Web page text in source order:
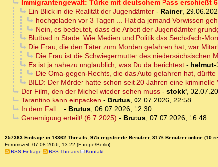
Immigrantengewalt: Türke mit deutschem Pass erschießt
Ein Blick in die Realität der Jugendämter- Rainer,
hochgeladen vor 3 Tagen ... Hat da jemand Vorwissen
Nein, es bedeutet, dass die Arbeit der Jugendämter
Blutbad in Stade: Wie Medien und Politik das Sechsfach-
Die Frau, die den Täter zum Morden gefahren hat, war
Die Frau ist die Schwiegermutter des niedersächsischen
Es ist ja nahezu unglaublich, was Du da berichtest- helmut-
Die Oma-gegen-Rechts, die das Auto gefahren hat,
BILD: Der Mörder hatte schon seit 20 Jahren eine kriminelle
Der Film, den der Michel wieder sehen muss- stokk',
Tarantino kann einpacken - Brutus, 02.07.2026, 22:58
In dem Fall... - Brutus, 06.07.2026, 12:30
Genemigung erteilt! (6.7.2025) - Brutus, 07.07.2026, 16:48
257363 Einträge in 18362 Threads, 975 registrierte Benutzer, 3176 Benutzer online (10
Forumszeit: 07.08.2026, 13:22 (Europe/Berlin)
RSS Einträge
RSS Threads Kontakt